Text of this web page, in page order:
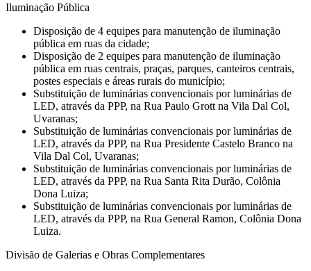
Iluminação Pública
Disposição de 4 equipes para manutenção de iluminação
pública em ruas da cidade;
Disposição de 2 equipes para manutenção de iluminação
pública em ruas centrais, praças, parques, canteiros centrais,
postes especiais e áreas rurais do município;
Substituição de luminárias convencionais por luminárias de
LED, através da PPP, na Rua Paulo Grott na Vila Dal Col,
Uvaranas;
Substituição de luminárias convencionais por luminárias de
LED, através da PPP, na Rua Presidente Castelo Branco na
Vila Dal Col, Uvaranas;
Substituição de luminárias convencionais por luminárias de
LED, através da PPP, na Rua Santa Rita Durão, Colônia
Dona Luiza;
Substituição de luminárias convencionais por luminárias de
LED, através da PPP, na Rua General Ramon, Colônia Dona
Luiza.
Divisão de Galerias e Obras Complementares